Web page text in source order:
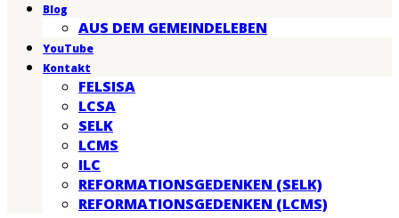
Blog
AUS DEM GEMEINDELEBEN
YouTube
Kontakt
FELSISA
LCSA
SELK
LCMS
ILC
REFORMATIONSGEDENKEN (SELK)
REFORMATIONSGEDENKEN (LCMS)